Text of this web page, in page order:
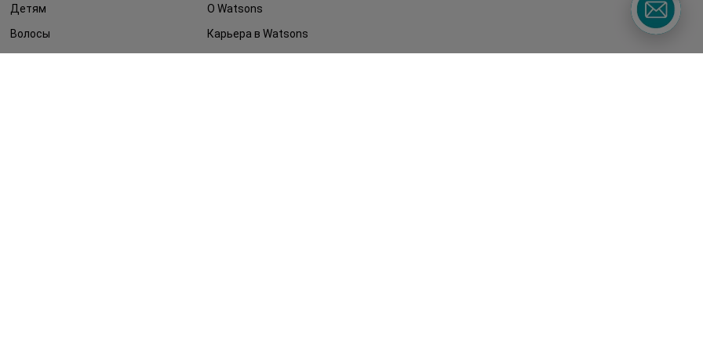
Детям
Волосы
О Watsons
Карьера в Watsons